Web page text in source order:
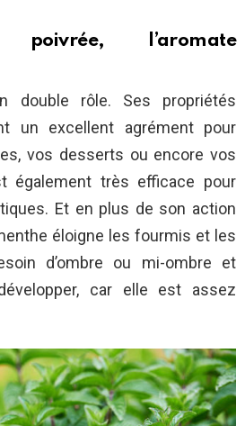
l’aromate
double rôle. Ses propriétés
un excellent agrément pour
vos desserts ou encore vos
également très efficace pour
Et en plus de son action
éloigne les fourmis et les
d’ombre ou mi-ombre et
car elle est assez